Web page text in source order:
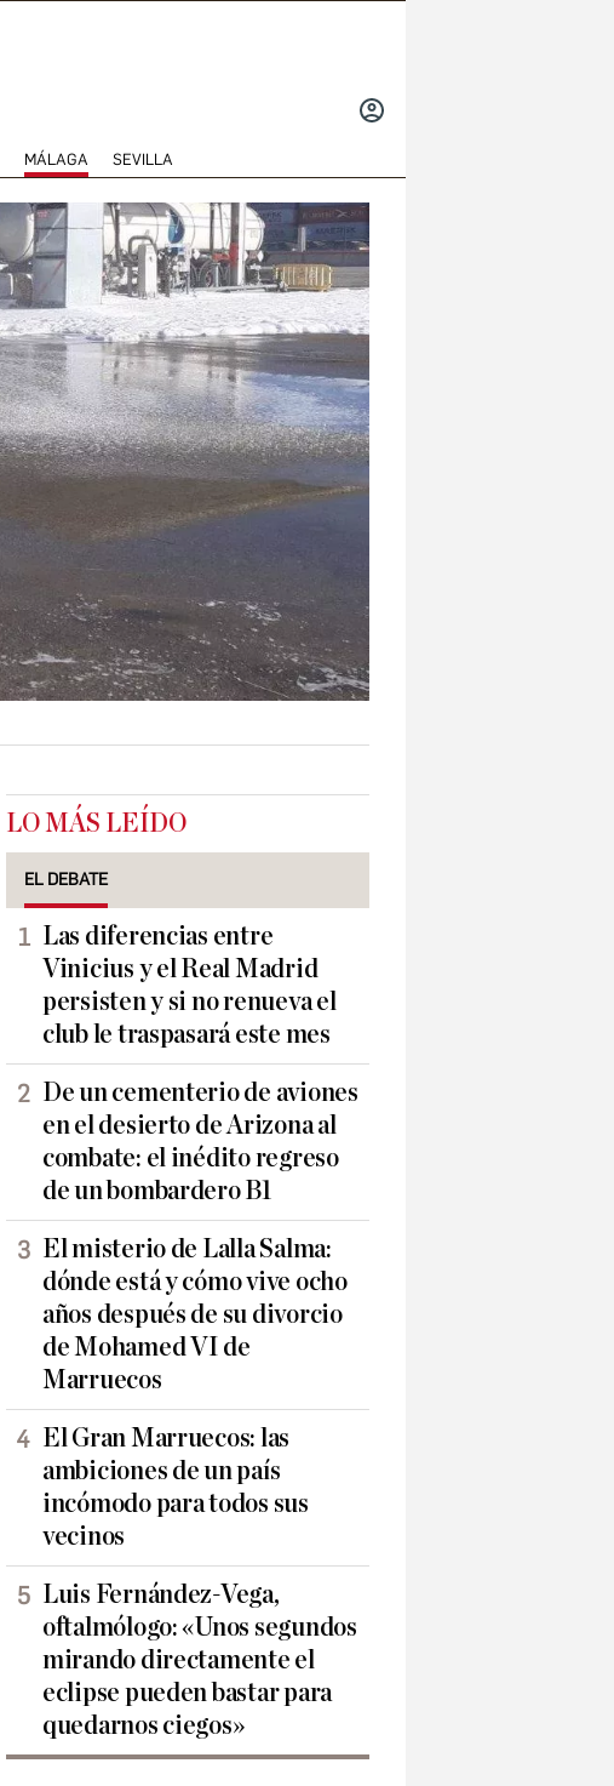
MÁLAGA SEVILLA
LO MÁS LEÍDO
EL DEBATE
Las diferencias entre
Vinicius y el Real Madrid
persisten y si no renueva el
club le traspasará este mes
De un cementerio de aviones
en el desierto de Arizona al
combate: el inédito regreso
de un bombardero B1
El misterio de Lalla Salma:
dónde está y cómo vive ocho
años después de su divorcio
de Mohamed VI de
Marruecos
El Gran Marruecos: las
ambiciones de un país
incómodo para todos sus
vecinos
Luis Fernández-Vega,
oftalmólogo: «Unos segundos
mirando directamente el
eclipse pueden bastar para
quedarnos ciegos»